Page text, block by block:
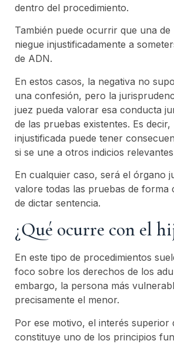
dentro del procedimiento.
También puede ocurrir que una de
niegue injustificadamente a
de ADN.
En estos casos, la negativa no
una confesión, pero la
juez pueda valorar esa conducta
de las pruebas existentes. Es decir,
injustificada puede tener
si se une a otros indicios
En cualquier caso, será el órgano
valore todas las pruebas de forma
de dictar sentencia.
¿Qué ocurre con el
En este tipo de procedimientos
foco sobre los derechos de los
embargo, la persona más
precisamente el menor.
Por ese motivo, el interés superior
constituye uno de los principios